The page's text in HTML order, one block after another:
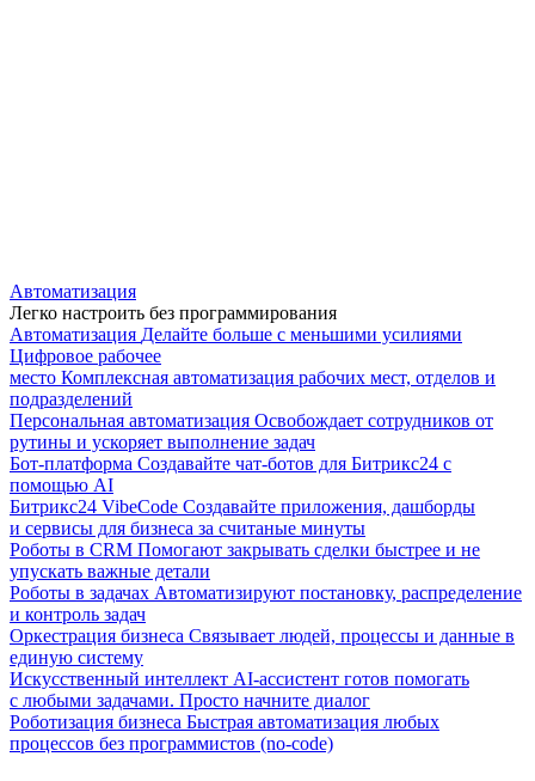
Автоматизация
Легко настроить без программирования
Автоматизация Делайте больше с меньшими усилиями
Цифровое рабочее
место Комплексная автоматизация рабочих мест, отделов и
подразделений
Персональная автоматизация Освобождает сотрудников от
рутины и ускоряет выполнение задач
Бот-платформа Создавайте чат-ботов для Битрикс24 с
помощью AI
Битрикс24 VibeCode Создавайте приложения, дашборды
и сервисы для бизнеса за считаные минуты
Роботы в CRM Помогают закрывать сделки быстрее и не
упускать важные детали
Роботы в задачах Автоматизируют постановку, распределение
и контроль задач
Оркестрация бизнеса Связывает людей, процессы и данные в
единую систему
Искусственный интеллект AI-ассистент готов помогать
с любыми задачами. Просто начните диалог
Роботизация бизнеса Быстрая автоматизация любых
процессов без программистов (no-code)